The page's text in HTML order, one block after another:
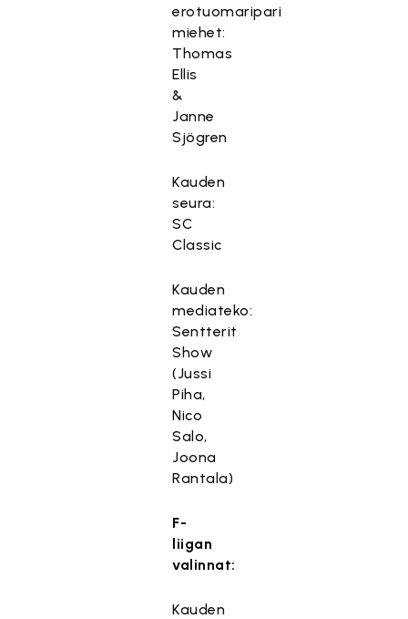
erotuomaripari
miehet:
Thomas
Ellis
&
Janne
Sjögren
Kauden
seura:
SC
Classic
Kauden
mediateko:
Sentterit
Show
(Jussi
Piha,
Nico
Salo,
Joona
Rantala)
F-
liigan
valinnat:
Kauden